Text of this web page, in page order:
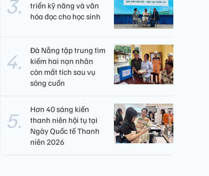
triển kỹ năng và văn
hóa đọc cho học sinh
Đà Nẵng tập trung tìm
kiếm hai nạn nhân
còn mất tích sau vụ
sóng cuốn
Hơn 40 sáng kiến
thanh niên hội tụ tại
Ngày Quốc tế Thanh
niên 2026